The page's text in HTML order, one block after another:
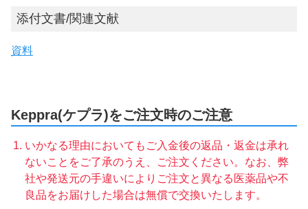
添付文書/関連文献
資料
Keppra(ケプラ)をご注文時のご注意
いかなる理由においてもご入金後の返品・返金は承れ
ないことをご了承のうえ、ご注文ください。なお、弊
社や発送元の手違いによりご注文と異なる医薬品や不
良品をお届けした場合は無償で交換いたします。